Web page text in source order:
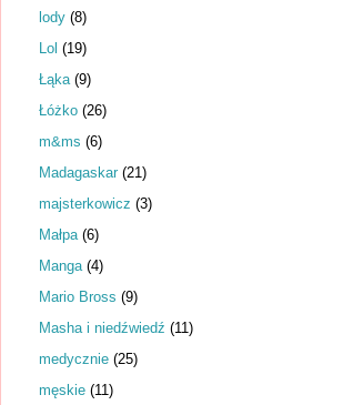
lody (8)
Lol (19)
Łąka (9)
Łóżko (26)
m&ms (6)
Madagaskar (21)
majsterkowicz (3)
Małpa (6)
Manga (4)
Mario Bross (9)
Masha i niedźwiedź (11)
medycznie (25)
męskie (11)